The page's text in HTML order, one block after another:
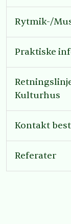
Rytmik-/
Praktiske
Kulturhus
Kontakt
Referater